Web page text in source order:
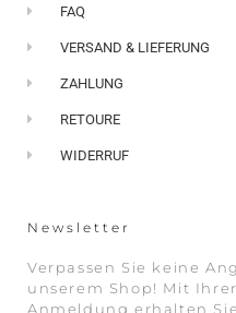
FAQ
VERSAND & LIEFERUNG
ZAHLUNG
RETOURE
WIDERRUF
Newsletter
Verpassen Sie keine
unserem Shop! Mit
Anmeldung erhalten